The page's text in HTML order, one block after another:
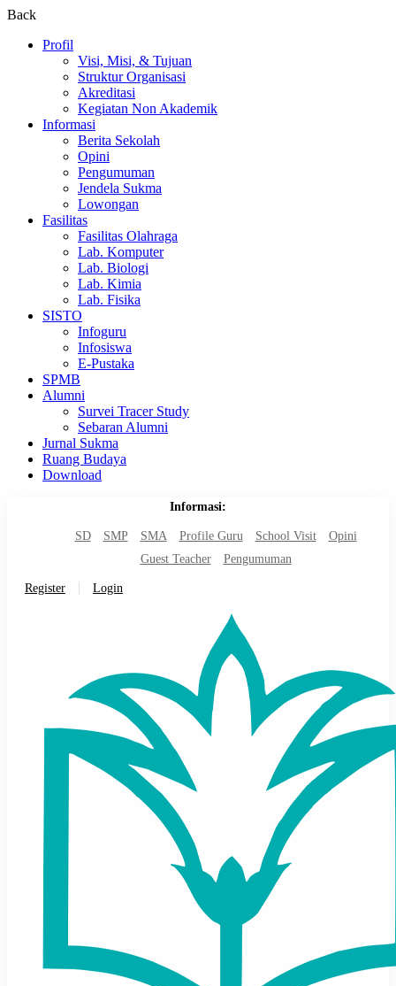
Back
Profil
Visi, Misi, & Tujuan
Struktur Organisasi
Akreditasi
Kegiatan Non Akademik
Informasi
Berita Sekolah
Opini
Pengumuman
Jendela Sukma
Lowongan
Fasilitas
Fasilitas Olahraga
Lab. Komputer
Lab. Biologi
Lab. Kimia
Lab. Fisika
SISTO
Infoguru
Infosiswa
E-Pustaka
SPMB
Alumni
Survei Tracer Study
Sebaran Alumni
Jurnal Sukma
Ruang Budaya
Download
Informasi:
SD SMP SMA Profile Guru School Visit
Opini
Guest Teacher
Pengumuman
Register Login